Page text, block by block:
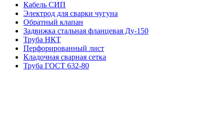
Кабель СИП
Электрод для сварки чугуна
Обратный клапан
Задвижка стальная фланцевая Ду-150
Труба НКТ
Перфорированный лист
Кладочная сварная сетка
Труба ГОСТ 632-80